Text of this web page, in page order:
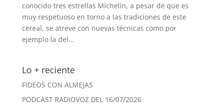
conocido tres estrellas Michelín, a pesar de que es
muy respetuoso en torno a las tradiciones de este
cereal, se atreve con nuevas técnicas como por
ejemplo la del...
Lo + reciente
FIDEOS CON ALMEJAS
PODCAST RADIOVOZ DEL 16/07/2026